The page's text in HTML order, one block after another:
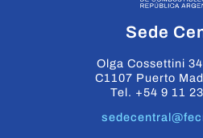
Sede
Olga Cossettini
C1107 Puerto
Tel. +54 9 11